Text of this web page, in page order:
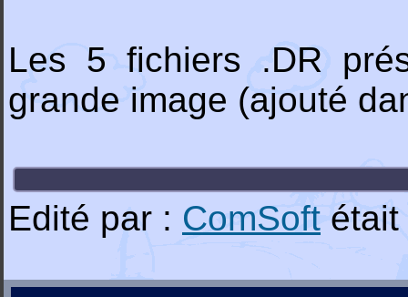
Les 5 fichiers .DR
grande image (ajouté
Edité par : ComSoft